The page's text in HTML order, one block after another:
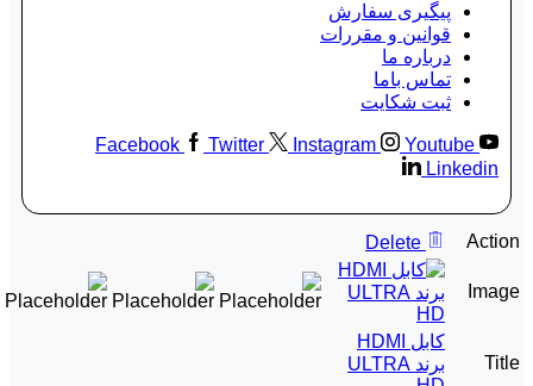
پیگیری سفارش
قوانین و مقررات
درباره ما
تماس باما
ثبت شکایت
Facebook Twitter Instagram
Youtube
Linkedin
Action
Delete
Image
Title
کابل HDMI
برند ULTRA